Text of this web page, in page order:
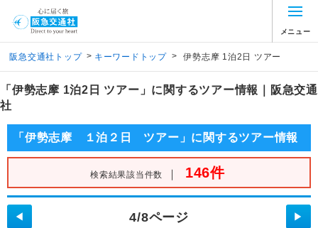
メニュー
阪急交通社トップ > キーワードトップ > 伊勢志摩 1泊2日 ツアー
「伊勢志摩 1泊2日 ツアー」に関するツアー情報｜阪急交通
社
「伊勢志摩 １泊２日 ツアー」に関するツアー情報
検索結果該当件数 ｜ 146件
4/8ページ
◀ ▶